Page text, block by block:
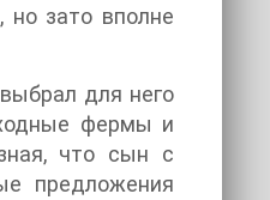
зато вполне
для него
фермы и
что сын с
предложения